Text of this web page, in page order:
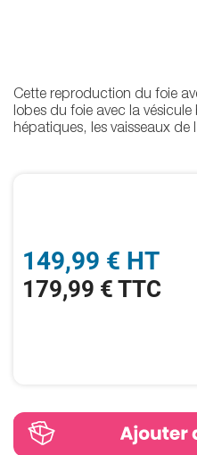
149,99 € HT
179,99 € TTC
Cette reproduction du foie
lobes du foie avec la
hépatiques, les vaisseaux de